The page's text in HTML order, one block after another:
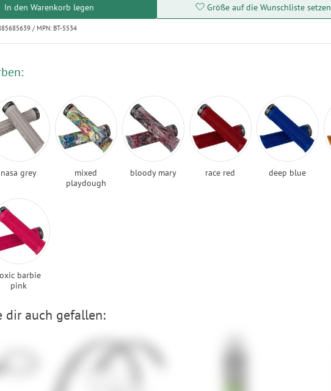
In den Warenkorb legen Größe auf die Wunschliste setzen
/ MPN: BT-5534
nasa grey
mixed
playdough
bloody mary race red deep blue
barbie
pink
dir auch gefallen: